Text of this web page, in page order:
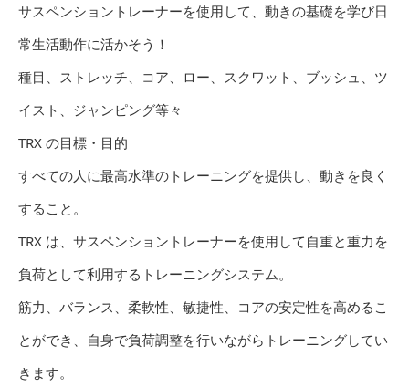
サスペンショントレーナーを使用して、動きの基礎を学び日
常生活動作に活かそう！
種目、ストレッチ、コア、ロー、スクワット、ブッシュ、ツ
イスト、ジャンピング等々
TRX の目標・目的
すべての人に最高水準のトレーニングを提供し、動きを良く
すること。
TRX は、サスペンショントレーナーを使用して自重と重力を
負荷として利用するトレーニングシステム。
筋力、バランス、柔軟性、敏捷性、コアの安定性を高めるこ
とができ、自身で負荷調整を行いながらトレーニングしてい
きます。